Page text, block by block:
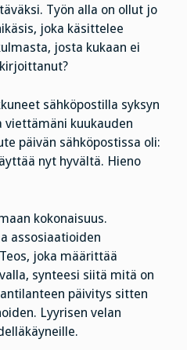
Työn alla on ollut jo
joka käsittelee
josta kukaan ei
sähköpostilla syksyn
viettämäni kuukauden
päivän sähköpostissa oli:
nyt hyvältä. Hieno
kokonaisuus.
assosiaatioiden
joka määrittää
synteesi siitä mitä on
päivitys sitten
Lyyrisen velan